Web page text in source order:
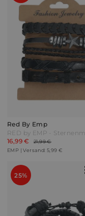
Red By Emp
16,99 €
21,99 €
EMP | Versand: 5,99 €
25%